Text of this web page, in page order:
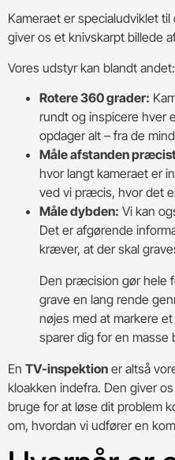
Kameraet er specialudviklet
giver os et knivskarpt billede
Vores udstyr kan blandt andet:
Rotere 360 grader:
rundt og inspicere hver
opdager alt – fra de
Måle afstanden
hvor langt kameraet er
ved vi præcis, hvor det
Måle dybden: Vi kan
Det er afgørende
kræver, at der skal
Den præcision gør hele
grave en lang rende
nøjes med at markere
sparer dig for en
En TV-inspektion er altså
kloakken indefra. Den giver
bruge for at løse dit problem
om, hvordan vi udfører en